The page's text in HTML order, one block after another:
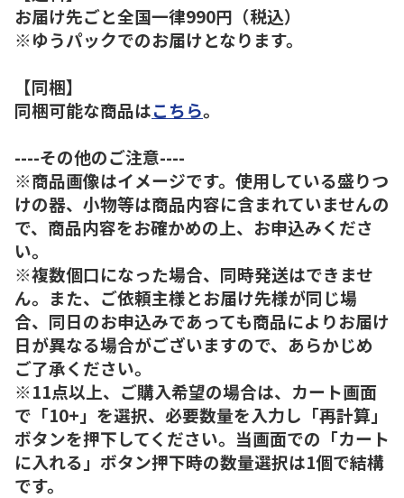
お届け先ごと全国一律990円（税込）
※ゆうパックでのお届けとなります。
【同梱】
同梱可能な商品はこちら。
----その他のご注意----
※商品画像はイメージです。使用している盛りつ
けの器、小物等は商品内容に含まれていませんの
で、商品内容をお確かめの上、お申込みくださ
い。
※複数個口になった場合、同時発送はできませ
ん。また、ご依頼主様とお届け先様が同じ場
合、同日のお申込みであっても商品によりお届け
日が異なる場合がございますので、あらかじめ
ご了承ください。
※11点以上、ご購入希望の場合は、カート画面
で「10+」を選択、必要数量を入力し「再計算」
ボタンを押下してください。当画面での「カート
に入れる」ボタン押下時の数量選択は1個で結構
です。